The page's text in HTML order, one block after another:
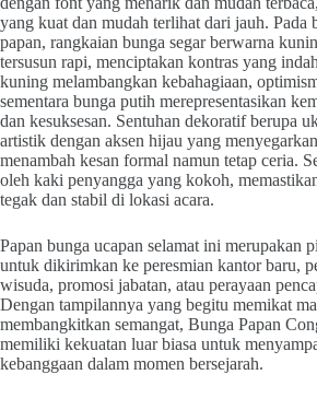
yang kuat dan mudah terlihat dari jauh. Pada
papan, rangkaian bunga segar berwarna
tersusun rapi, menciptakan kontras yang
kuning melambangkan kebahagiaan,
sementara bunga putih merepresentasikan
dan kesuksesan. Sentuhan dekoratif berupa
artistik dengan aksen hijau yang
menambah kesan formal namun tetap ceria.
oleh kaki penyangga yang kokoh,
tegak dan stabil di lokasi acara.
Papan bunga ucapan selamat ini merupakan
untuk dikirimkan ke peresmian kantor baru,
wisuda, promosi jabatan, atau perayaan
Dengan tampilannya yang begitu memikat
membangkitkan semangat, Bunga Papan
memiliki kekuatan luar biasa untuk
kebanggaan dalam momen bersejarah.